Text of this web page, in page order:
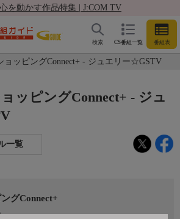
を動かす作品特集 | J:COM TV
CS番組一覧 番組表
検索
ョッピングConnect+ - ジュエリー☆GSTV
ッピングConnect+ - ジュ
一覧
グConnect+